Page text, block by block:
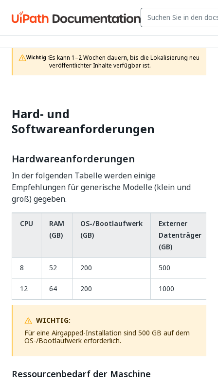
Wichtig :Es kann 1–2 Wochen dauern, bis die Lokalisierung neu
veröffentlichter Inhalte verfügbar ist.
Hard- und
Softwareanforderungen
Hardwareanforderungen
In der folgenden Tabelle werden einige
Empfehlungen für generische Modelle (klein und
groß) gegeben.
CPU
RAM
(GB)
OS-/Bootlaufwerk
(GB)
Externer
Datenträger
(GB)
8 52 200 500
12 64 200 1000
WICHTIG:
Für eine Airgapped-Installation sind 500 GB auf dem
OS-/Bootlaufwerk erforderlich.
Ressourcenbedarf der Maschine